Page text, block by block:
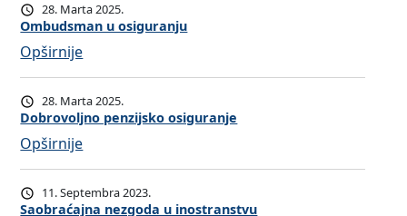
28. Marta 2025.
Ombudsman u osiguranju
Opširnije:
O
m
b
m
28. Marta 2025.
Dobrovoljno penzijsko osiguranje
Opširnije:
D
o
b
11. Septembra 2023.
Saobraćajna nezgoda u inostranstvu